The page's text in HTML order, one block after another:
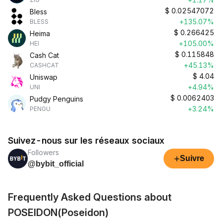
Bless
BLESS
$ 0.02547072
+135.07%
Heima
HEI
$ 0.266425
+105.00%
Cash Cat
CASHCAT
$ 0.115848
+45.13%
Uniswap
UNI
$ 4.04
+4.94%
Pudgy Penguins
PENGU
$ 0.0062403
+3.24%
Suivez-nous sur les réseaux sociaux
Followers
@bybit_official
+Suivre
Frequently Asked Questions about
POSEIDON(Poseidon)